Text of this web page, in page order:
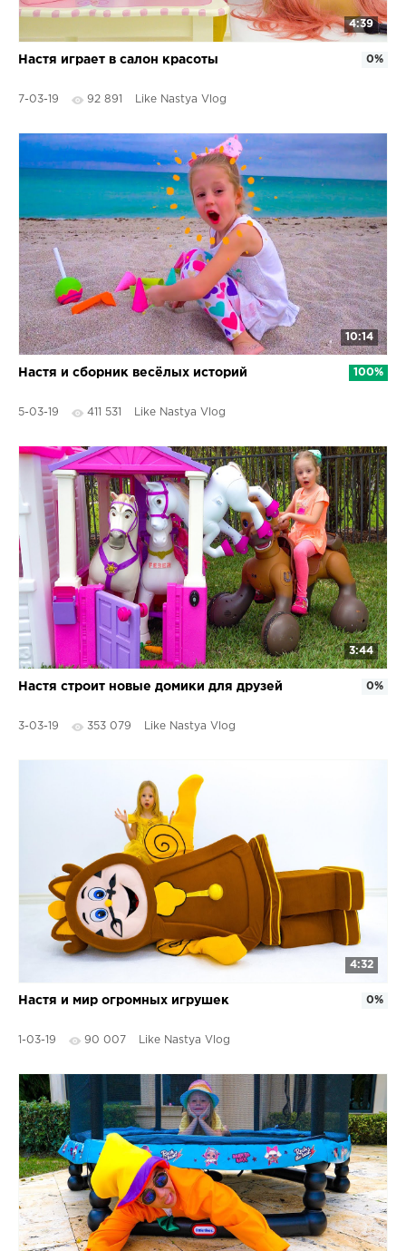
4:39
Настя играет в салон красоты
7-03-19 92 891 Like Nastya Vlog
0%
10:14
Настя и сборник весёлых историй
5-03-19 411 531 Like Nastya Vlog
100%
3:44
Настя строит новые домики для друзей
3-03-19 353 079 Like Nastya Vlog
0%
4:32
Настя и мир огромных игрушек
1-03-19 90 007 Like Nastya Vlog
0%